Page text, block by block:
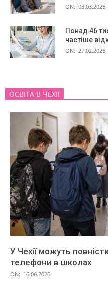
ON: 03.03.2026
Понад 46
частіше
ON: 27.02.2026
ОСВІТА В ЧЕХІЇ
У Чехії можуть
телефони в школах
ON: 16.06.2026